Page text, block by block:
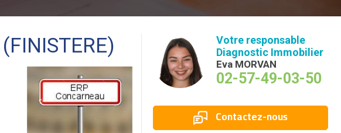
Votre responsable
Diagnostic Immobilier
Eva MORVAN
02-57-49-03-50
Contactez-nous